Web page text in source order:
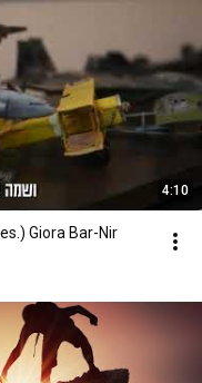
4:10
Giora Bar-Nir